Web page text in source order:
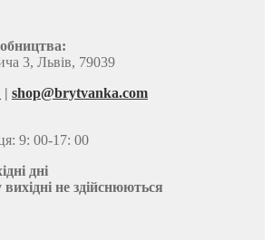
3, Львів, 79039
| shop@brytvanka.com
9: 00-17: 00
дні
не здійснюються